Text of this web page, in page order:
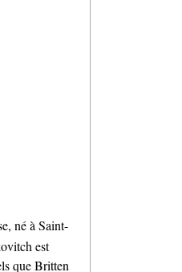
né à Saint-
est
que Britten